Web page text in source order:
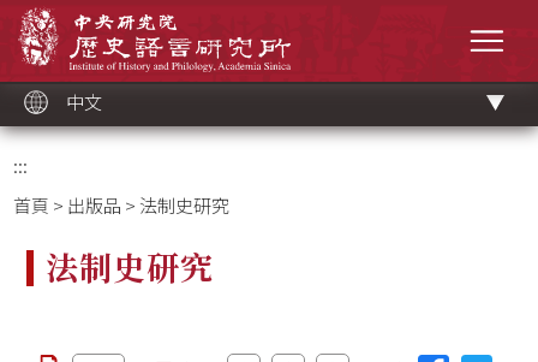
中文
:::
首頁 > 出版品 > 法制史研究
法制史研究